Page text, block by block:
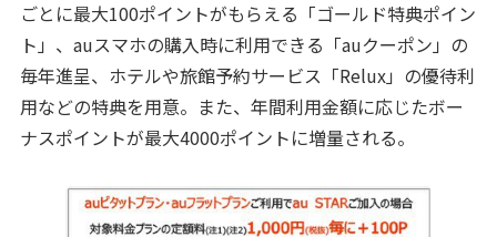
ごとに最大100ポイントがもらえる「ゴールド特典ポイン
ト」、auスマホの購入時に利用できる「auクーポン」の
毎年進呈、ホテルや旅館予約サービス「Relux」の優待利
用などの特典を用意。また、年間利用金額に応じたボー
ナスポイントが最大4000ポイントに増量される。